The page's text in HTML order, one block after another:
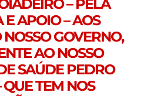
– PELA
E APOIO – AOS
GOVERNO,
AO NOSSO
SAÚDE PEDRO
QUE TEM NOS